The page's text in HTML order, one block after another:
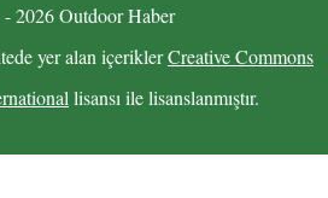
2026 Outdoor Haber
yer alan içeriklerCreative Commons
lisansı ile lisanslanmıştır.